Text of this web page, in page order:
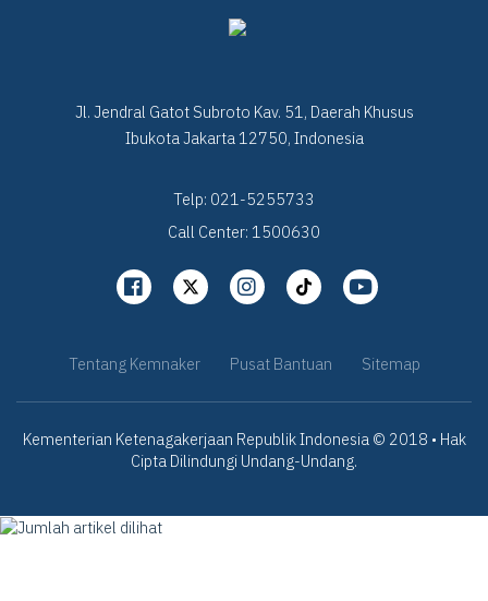
Jl. Jendral Gatot Subroto Kav. 51, Daerah Khusus
Ibukota Jakarta 12750, Indonesia
Telp: 021-5255733
Call Center: 1500630
Tentang Kemnaker Pusat Bantuan Sitemap
Kementerian Ketenagakerjaan Republik Indonesia © 2018 • Hak
Cipta Dilindungi Undang-Undang.